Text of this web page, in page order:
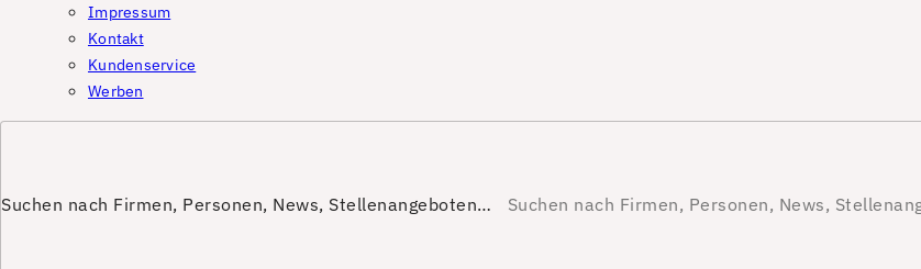
Impressum
Kontakt
Kundenservice
Werben
Suchen nach Firmen, Personen, News, Stellenangeboten…